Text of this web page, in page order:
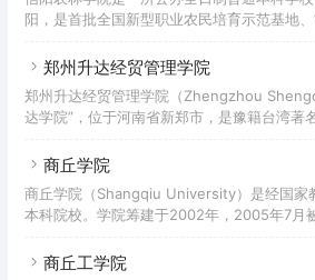
警察学校、铁道部郑州公安管理干部学院。
安部管理，改建为铁道警官高等专科学校。
阳，是首批全国新型职业农民培育示范基地
名为汝南农林中等技术学校，1958年更名为
年更名为豫南农业专科学校，1992年更名为
2008年信阳林业学校并入，2013年建立信阳
科高校。截至2021年7月，学校校园占地
郑州升达经贸管理学院
郑州升达经贸管理学院（Zhengzhou
达学院”，位于河南省新郑市，是豫籍台湾著
大学升达经贸管理学院，属于独立学院，
院。据2018年1月学校官网显示，校园占地
54.47万平方米，教学科研仪器设备值1.02亿
商丘学院
商丘学院（Shangqiu University）是经国家
本科院校。学院筹建于2002年，2005年7月
学华豫学院转设为商丘学院。截止2019年10
商丘工学院